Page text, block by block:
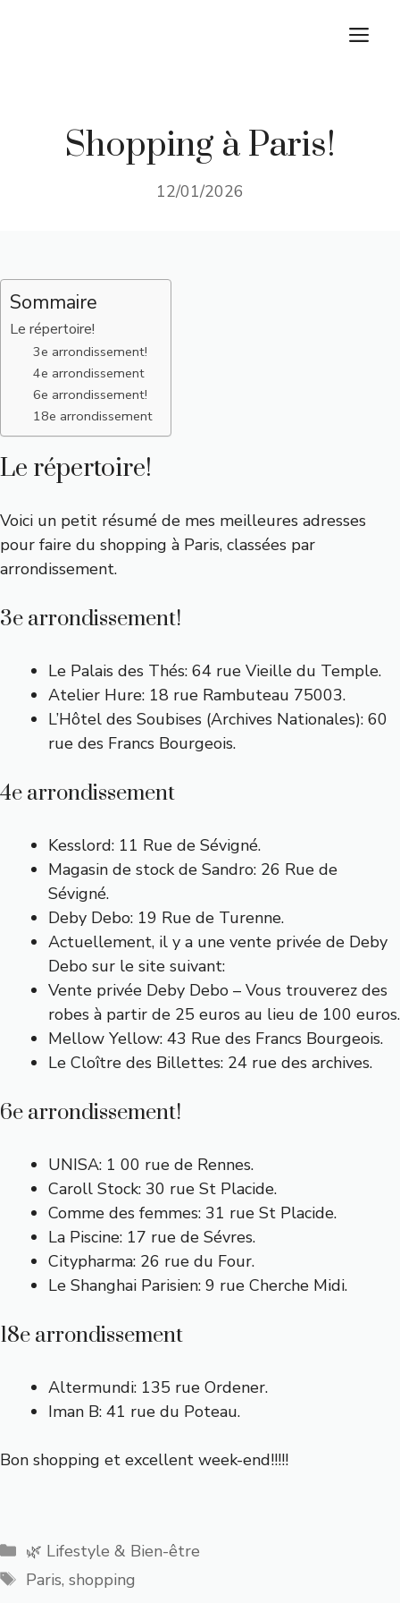
Shopping à Paris!
12/01/2026
Sommaire
Le répertoire!
3e arrondissement!
4e arrondissement
6e arrondissement!
18e arrondissement
Le répertoire!
Voici un petit résumé de mes meilleures adresses
pour faire du shopping à Paris, classées par
arrondissement.
3e arrondissement!
Le Palais des Thés: 64 rue Vieille du Temple.
Atelier Hure: 18 rue Rambuteau 75003.
L’Hôtel des Soubises (Archives Nationales): 60
rue des Francs Bourgeois.
4e arrondissement
Kesslord: 11 Rue de Sévigné.
Magasin de stock de Sandro: 26 Rue de
Sévigné.
Deby Debo: 19 Rue de Turenne.
Actuellement, il y a une vente privée de Deby
Debo sur le site suivant:
Vente privée Deby Debo – Vous trouverez des
robes à partir de 25 euros au lieu de 100 euros.
Mellow Yellow: 43 Rue des Francs Bourgeois.
Le Cloître des Billettes: 24 rue des archives.
6e arrondissement!
UNISA: 1 00 rue de Rennes.
Caroll Stock: 30 rue St Placide.
Comme des femmes: 31 rue St Placide.
La Piscine: 17 rue de Sévres.
Citypharma: 26 rue du Four.
Le Shanghai Parisien: 9 rue Cherche Midi.
18e arrondissement
Altermundi: 135 rue Ordener.
Iman B: 41 rue du Poteau.
Bon shopping et excellent week-end!!!!!
Catégories
🌿 Lifestyle & Bien-être
Étiquettes
Paris, shopping